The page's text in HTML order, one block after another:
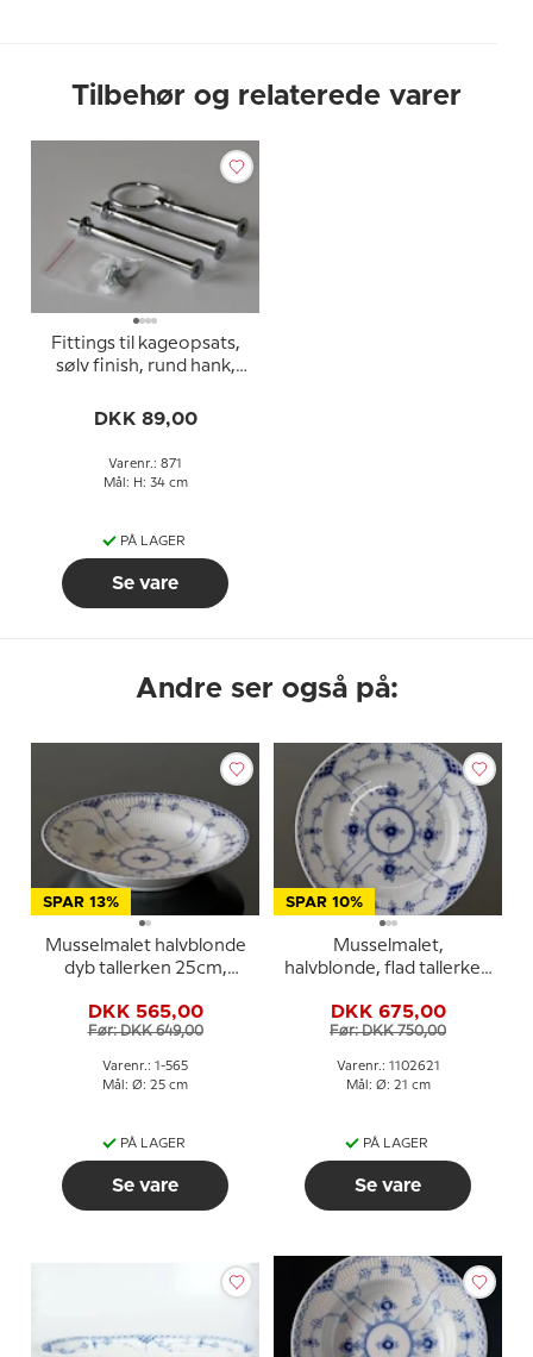
Tilbehør og relaterede varer
Fittings til kageopsats,
sølv finish, rund hank,
DKK 89,00
Varenr.: 871
Mål: H: 34 cm
PÅ LAGER
Se vare
Andre ser også på:
SPAR 13%
Musselmalet halvblonde
dyb tallerken 25cm,
565
DKK 565,00
Før: DKK 649,00
Varenr.: 1-565
Mål: Ø: 25 cm
PÅ LAGER
Se vare
SPAR 10%
Musselmalet,
halvblonde, flad tallerken
Royal Copenhagen
DKK 675,00
Før: DKK 750,00
Varenr.: 1102621
Mål: Ø: 21 cm
PÅ LAGER
Se vare